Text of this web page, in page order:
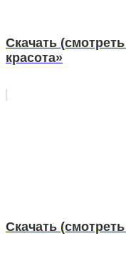
Скачать
красота»
Скачать